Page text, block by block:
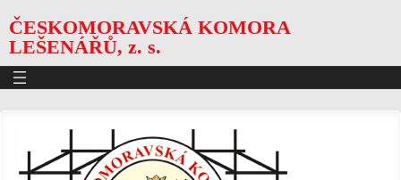
ČESKOMORAVSKÁ KOMORA
LEŠENÁŘŮ, z. s.